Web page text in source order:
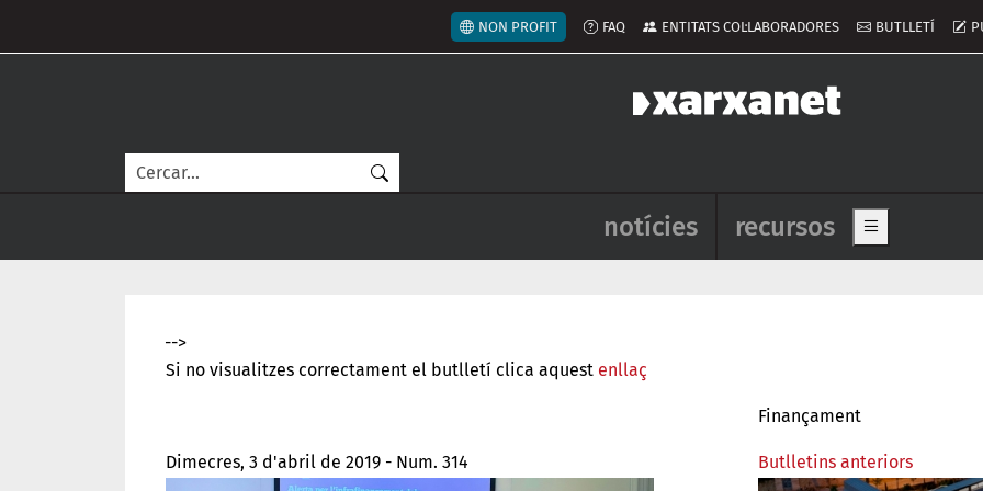
Menú del compte d'usuari
NON PROFIT FAQ ENTITATS COL·LABORADORES BUTLLETÍ
Cerca
Navegació principal de
notícies recursos Show main
-->
Si no visualitzes correctament el butlletí clica aquest enllaç
Finançament
Dimecres, 3 d'abril de 2019 - Num. 314 Butlletins anteriors